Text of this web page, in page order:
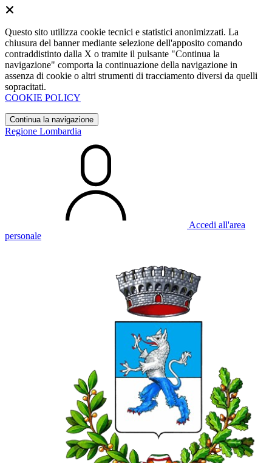
Questo sito utilizza cookie tecnici e statistici anonimizzati. La
chiusura del banner mediante selezione dell'apposito comando
contraddistinto dalla X o tramite il pulsante "Continua la
navigazione" comporta la continuazione della navigazione in
assenza di cookie o altri strumenti di tracciamento diversi da quelli
sopracitati.
COOKIE POLICY
Continua la navigazione
Regione Lombardia
Accedi all'area
personale